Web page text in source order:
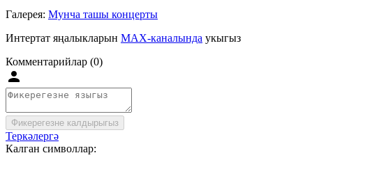
Галерея: Мунча ташы концерты
Интертат яңалыкларын MAX-каналында укыгыз
Комментарийлар (0)
Фикерегезне калдырыгыз
Теркәлергә
Калган символлар: